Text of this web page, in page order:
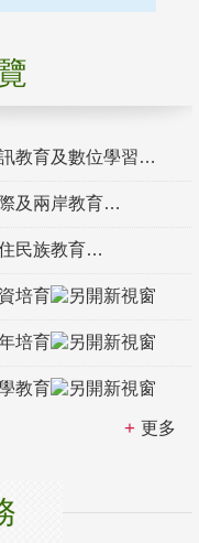
教育及數位學習
及兩岸教育
民族教育
培育
培育
教育
更多